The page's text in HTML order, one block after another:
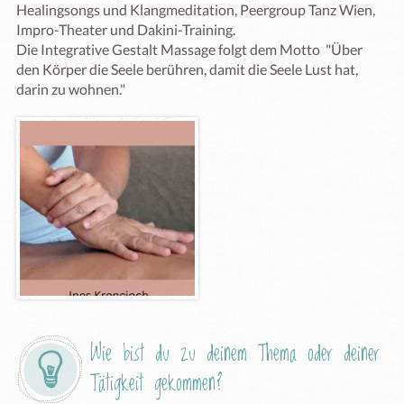
Healingsongs und Klangmeditation, Peergroup Tanz Wien,
Impro-Theater und Dakini-Training.
Die Integrative Gestalt Massage folgt dem Motto  "Über
den Körper die Seele berühren, damit die Seele Lust hat,
darin zu wohnen."
Wie bist du zu deinem Thema oder deiner
Tätigkeit gekommen?